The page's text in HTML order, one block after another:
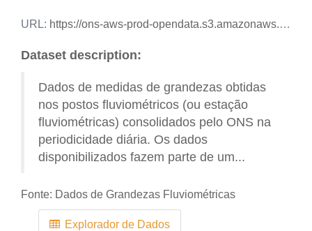
URL: https://ons-aws-prod-opendata.s3.amazonaws.com/dataset/grandezas_fluviometricas_di/GRANDEZAS_FLUVIOMETRICAS_2019.csv
Dataset description:
Dados de medidas de grandezas obtidas
nos postos fluviométricos (ou estação
fluviométricas) consolidados pelo ONS na
periodicidade diária. Os dados
disponibilizados fazem parte de um...
Fonte: Dados de Grandezas Fluviométricas
Explorador de Dados